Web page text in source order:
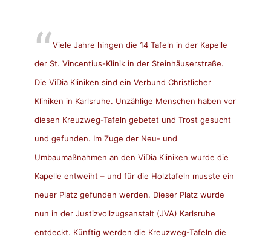
Viele Jahre hingen die 14 Tafeln in der Kapelle
der St. Vincentius-Klinik in der Steinhäuserstraße.
Die ViDiaKliniken sind ein Verbund Christlicher
Kliniken in Karlsruhe. Unzählige Menschen haben vor
diesen Kreuzweg-Tafeln gebetet und Trost gesucht
und gefunden. Im Zuge der Neu- und
Umbaumaßnahmen an den ViDiaKliniken wurde die
Kapelle entweiht – und für die Holztafeln musste ein
neuer Platz gefunden werden. Dieser Platz wurde
nun in der Justizvollzugsanstalt (JVA) Karlsruhe
entdeckt. Künftig werden die Kreuzweg-Tafeln die